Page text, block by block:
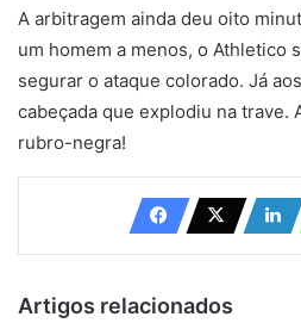
A arbitragem ainda deu oito
um homem a menos, o Athletico
segurar o ataque colorado. Já
cabeçada que explodiu na trave.
rubro-negra!
Artigos relacionados